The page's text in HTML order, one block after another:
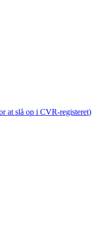
at slå op i CVR-registeret)